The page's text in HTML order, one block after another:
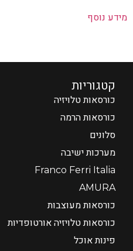
מידע נוסף
קטגוריות
כורסאות טלויזיה
כורסאות הרמה
סלונים
מערכות ישיבה
Franco Ferri Italia
AMURA
כורסאות מעוצבות
כורסאות טלויזיה אורטופדיות
פינות אוכל